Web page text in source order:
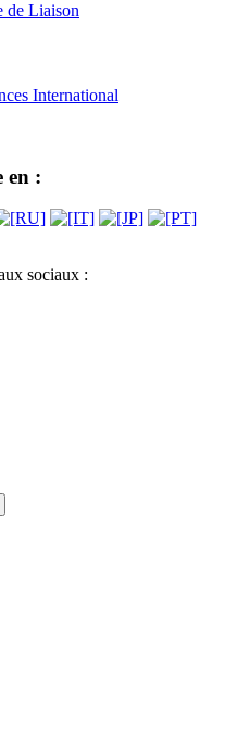
de Liaison
International
en :
sociaux :